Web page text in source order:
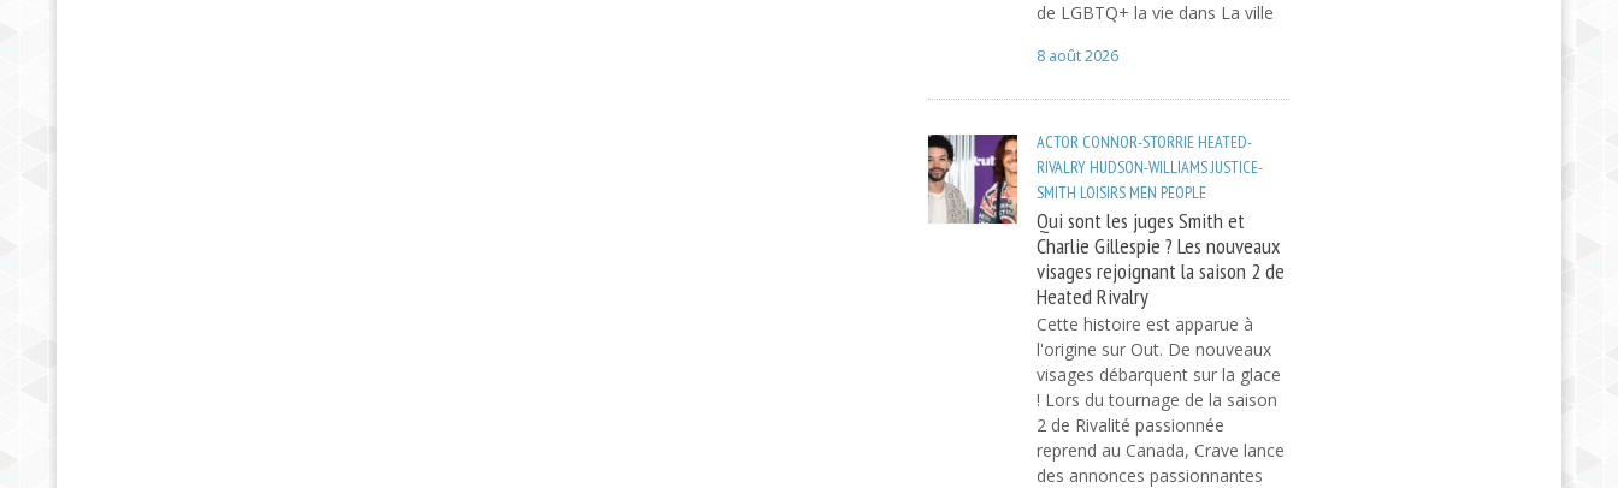
de LGBTQ+ la vie dans La ville
8 août 2026
ACTOR CONNOR-STORRIE HEATED-
RIVALRY HUDSON-WILLIAMSJUSTICE-
SMITH LOISIRS MEN PEOPLE
Qui sont les juges Smith et
Charlie Gillespie ? Les nouveaux
visages rejoignant la saison 2 de
Heated Rivalry
Cette histoire est apparue à
l'origine sur Out. De nouveaux
visages débarquent sur la glace
! Lors du tournage de la saison
2 de Rivalité passionnée
reprend au Canada, Crave lance
des annonces passionnantes